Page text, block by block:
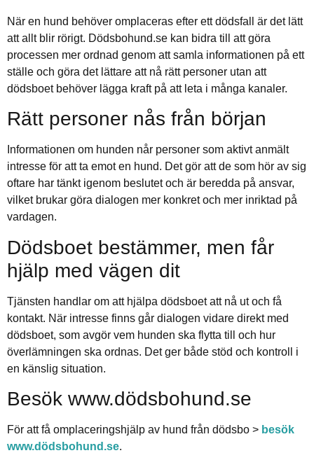
När en hund behöver omplaceras efter ett dödsfall är det lätt
att allt blir rörigt. Dödsbohund.se kan bidra till att göra
processen mer ordnad genom att samla informationen på ett
ställe och göra det lättare att nå rätt personer utan att
dödsboet behöver lägga kraft på att leta i många kanaler.
Rätt personer nås från början
Informationen om hunden når personer som aktivt anmält
intresse för att ta emot en hund. Det gör att de som hör av sig
oftare har tänkt igenom beslutet och är beredda på ansvar,
vilket brukar göra dialogen mer konkret och mer inriktad på
vardagen.
Dödsboet bestämmer, men får
hjälp med vägen dit
Tjänsten handlar om att hjälpa dödsboet att nå ut och få
kontakt. När intresse finns går dialogen vidare direkt med
dödsboet, som avgör vem hunden ska flytta till och hur
överlämningen ska ordnas. Det ger både stöd och kontroll i
en känslig situation.
Besök www.dödsbohund.se
För att få omplaceringshjälp av hund från dödsbo > besök
www.dödsbohund.se.